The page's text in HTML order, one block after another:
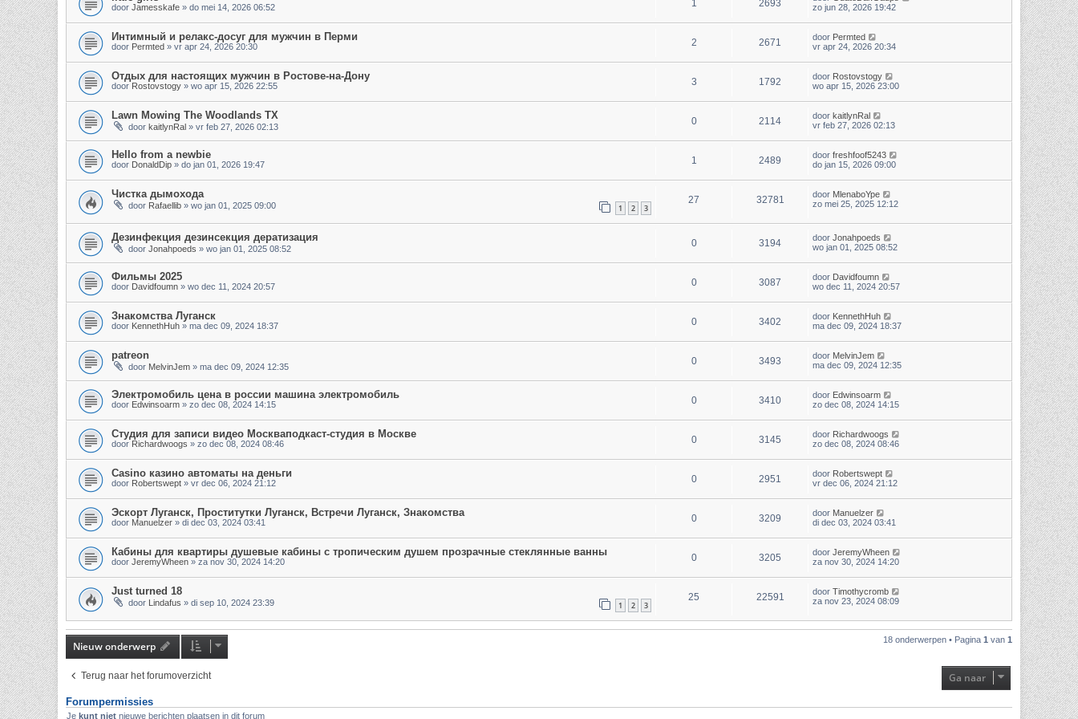
door Jamesskafe » do mei 14, 2026 06:52 1 2693
zo jun 28, 2026 19:42
Интимный и релакс-досуг для мужчин в Перми
door Permted » vr apr 24, 2026 20:30 2 2671 door Permted
vr apr 24, 2026 20:34
Отдых для настоящих мужчин в Ростове-на-Дону
door Rostovstogy » wo apr 15, 2026 22:55 3 1792 door Rostovstogy
wo apr 15, 2026 23:00
Lawn Mowing The Woodlands TX
door kaitlynRal » vr feb 27, 2026 02:13 0 2114 door kaitlynRal
vr feb 27, 2026 02:13
Hello from a newbie
door DonaldDip » do jan 01, 2026 19:47 1 2489 door freshfoof5243
do jan 15, 2026 09:00
Чистка дымохода
door Rafaellib » wo jan 01, 2025 09:00 1 2 3
27 32781 door MlenaboYpe
zo mei 25, 2025 12:12
Дезинфекция дезинсекция дератизация
door Jonahpoeds » wo jan 01, 2025 08:52 0 3194 door Jonahpoeds
wo jan 01, 2025 08:52
Фильмы 2025
door Davidfoumn » wo dec 11, 2024 20:57 0 3087 door Davidfoumn
wo dec 11, 2024 20:57
Знакомства Луганск
door KennethHuh » ma dec 09, 2024 18:37 0 3402 door KennethHuh
ma dec 09, 2024 18:37
patreon
door MelvinJem » ma dec 09, 2024 12:35 0 3493 door MelvinJem
ma dec 09, 2024 12:35
Электромобиль цена в россии машина электромобиль
door Edwinsoarm » zo dec 08, 2024 14:15 0 3410 door Edwinsoarm
zo dec 08, 2024 14:15
Студия для записи видео Москваподкаст-студия в Москве
door Richardwoogs » zo dec 08, 2024 08:46 0 3145 door Richardwoogs
zo dec 08, 2024 08:46
Casino казино автоматы на деньги
door Robertswept » vr dec 06, 2024 21:12 0 2951 door Robertswept
vr dec 06, 2024 21:12
Эскорт Луганск, Проститутки Луганск, Встречи Луганск, Знакомства
door Manuelzer » di dec 03, 2024 03:41 0 3209 door Manuelzer
di dec 03, 2024 03:41
Кабины для квартиры душевые кабины с тропическим душем прозрачные стеклянные ванны
door JeremyWheen » za nov 30, 2024 14:20 0 3205 door JeremyWheen
za nov 30, 2024 14:20
Just turned 18
door Lindafus » di sep 10, 2024 23:39 1 2 3
25 22591 door Timothycromb
za nov 23, 2024 08:09
Nieuw onderwerp 18 onderwerpen • Pagina 1 van 1
Terug naar het forumoverzicht Ga naar
Forumpermissies
Je kunt niet nieuwe berichten plaatsen in dit forum